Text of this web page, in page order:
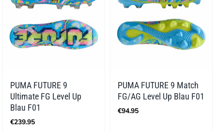
PUMA FUTURE 9
Ultimate FG Level Up
Blau F01
€239.95
PUMA FUTURE 9 Match
FG/AG Level Up Blau F01
€94.95